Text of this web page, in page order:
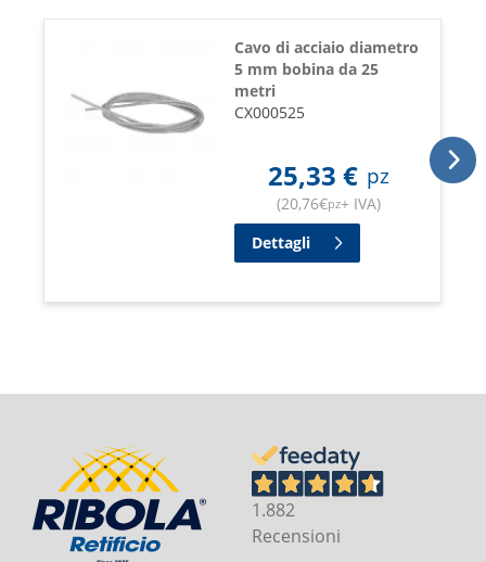
Cavo di acciaio diametro
5 mm bobina da 25
metri
CX000525
25,33 € pz
(20,76€pz+ IVA)
Dettagli
1.882
Recensioni